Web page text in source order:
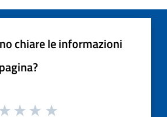
chiare le informazioni